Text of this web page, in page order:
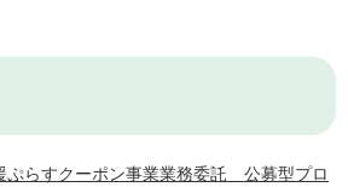
ぷらすクーポン事業業務委託 公募型プロ